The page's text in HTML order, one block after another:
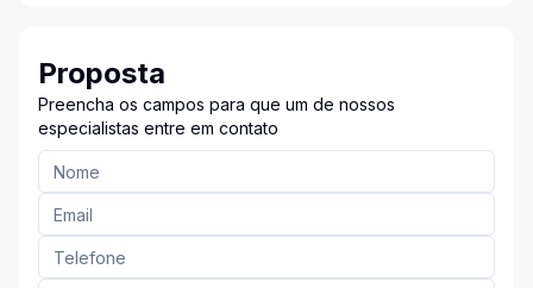
Proposta
Preencha os campos para que um de nossos
especialistas entre em contato